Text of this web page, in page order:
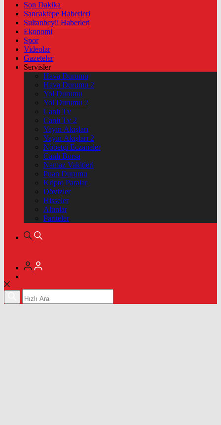
Son Dakika
Sancaktepe Haberleri
Sultanbeyli Haberleri
Ekonomi
Spor
Videolar
Gazeteler
Servisler
Hava Durumu
Hava Durumu 2
Yol Durumu
Yol Durumu 2
Canlı Tv
Canlı Tv 2
Yayın Akışları
Yayın Akışları 2
Nöbetçi Eczaneler
Canlı Borsa
Namaz Vakitleri
Puan Durumu
Kripto Paralar
Dövizler
Hisseler
Altınlar
Pariteler